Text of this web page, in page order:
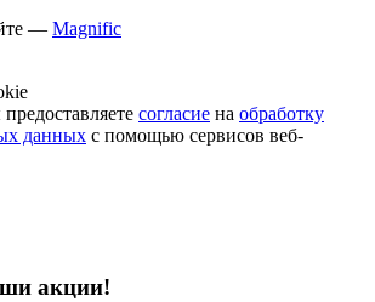
— Magnific
согласие на обработку
данных с помощью сервисов веб-
акции!